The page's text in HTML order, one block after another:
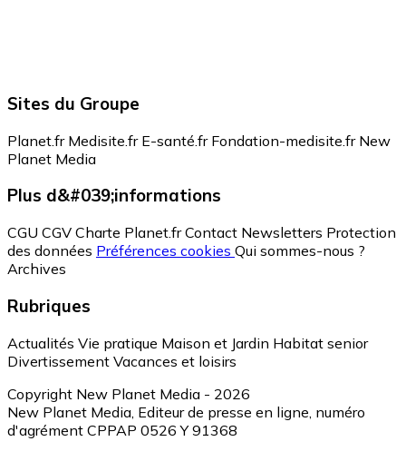
Sites du Groupe
Planet.fr Medisite.fr E-santé.fr Fondation-medisite.fr New
Planet Media
Plus d&#039;informations
CGU CGV Charte Planet.fr Contact Newsletters Protection
des données Préférences cookies Qui sommes-nous ?
Archives
Rubriques
Actualités Vie pratique Maison et Jardin Habitat senior
Divertissement Vacances et loisirs
Copyright New Planet Media - 2026
New Planet Media, Editeur de presse en ligne, numéro
d'agrément CPPAP 0526 Y 91368